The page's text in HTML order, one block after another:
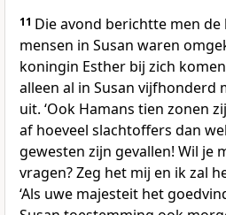
11 Die avond berichtte men de
mensen in Susan waren
koningin Esther bij zich
alleen al in Susan vijfhonderd
uit. ‘Ook Hamans tien zonen
af hoeveel slachtoffers dan
gewesten zijn gevallen! Wil je
vragen? Zeg het mij en ik zal
‘Als uwe majesteit het